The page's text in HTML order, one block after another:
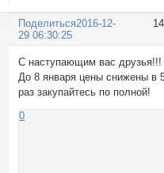
Поделиться2016-12-
29 06:30:25
С наступающим вас друзья!!!
До 8 января цены снижены в
раз закупайтесь по полной!
0